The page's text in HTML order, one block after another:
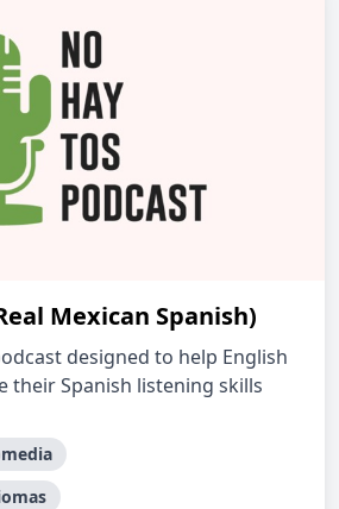
Mexican Spanish)
designed to help English
their Spanish listening skills